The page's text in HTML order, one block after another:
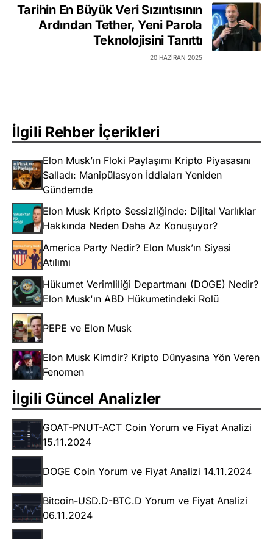
Tarihin En Büyük Veri Sızıntısının
Ardından Tether, Yeni Parola
Teknolojisini Tanıttı
20 HAZIRAN 2025
İlgili Rehber İçerikleri
Elon Musk’ın Floki Paylaşımı Kripto Piyasasını
Salladı: Manipülasyon İddiaları Yeniden
Gündemde
Elon Musk Kripto Sessizliğinde: Dijital Varlıklar
Hakkında Neden Daha Az Konuşuyor?
America Party Nedir? Elon Musk’ın Siyasi
Atılımı
Hükumet Verimliliği Departmanı (DOGE) Nedir?
Elon Musk'ın ABD Hükumetindeki Rolü
PEPE ve Elon Musk
Elon Musk Kimdir? Kripto Dünyasına Yön Veren
Fenomen
İlgili Güncel Analizler
GOAT-PNUT-ACT Coin Yorum ve Fiyat Analizi
15.11.2024
DOGE Coin Yorum ve Fiyat Analizi 14.11.2024
Bitcoin-USD.D-BTC.D Yorum ve Fiyat Analizi
06.11.2024